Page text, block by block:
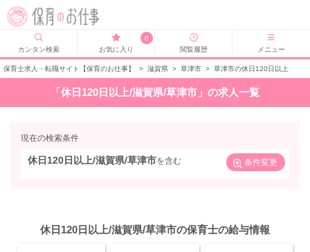
カンタン検索
0
お気に入り
閲覧履歴 メニュー
保育士求人・転職サイト【保育のお仕事】 > 滋賀県 > 草津市 > 草津市の休日120日以上
「休日120日以上/滋賀県/草津市」の求人一覧
現在の検索条件
休日120日以上/滋賀県/草津市を含む 条件変更
休日120日以上/滋賀県/草津市の保育士の給与情報